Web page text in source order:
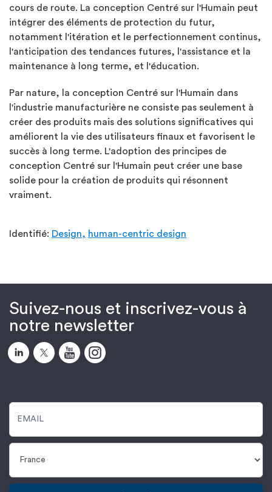
cours de route. La conception Centré sur l'Humain peut
intégrer des éléments de protection du futur,
notamment l'itération et le perfectionnement continus,
l'anticipation des tendances futures, l'assistance et la
maintenance à long terme, et l'éducation.
Par nature, la conception Centré sur l'Humain dans
l'industrie manufacturière ne consiste pas seulement à
créer des produits mais des solutions significatives qui
améliorent la vie des utilisateurs finaux et favorisent le
succès à long terme. L'adoption des principes de
conception Centré sur l'Humain peut créer une base
solide pour la création de produits qui résonnent
vraiment.
Identifié: Design, human-centric design
Suivez-nous et inscrivez-vous à
notre newsletter